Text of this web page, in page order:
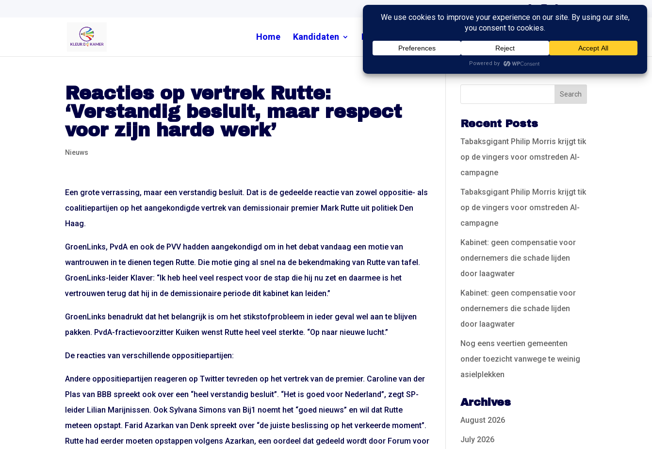
Home Kandidaten Nieuws
Reacties op vertrek Rutte:
‘Verstandig besluit, maar respect
voor zijn harde werk’
Nieuws
Een grote verrassing, maar een verstandig besluit. Dat is de gedeelde reactie van zowel oppositie- als
coalitiepartijen op het aangekondigde vertrek van demissionair premier Mark Rutte uit politiek Den
Haag.
GroenLinks, PvdA en ook de PVV hadden aangekondigd om in het debat vandaag een motie van
wantrouwen in te dienen tegen Rutte. Die motie ging al snel na de bekendmaking van Rutte van tafel.
GroenLinks-leider Klaver: “Ik heb heel veel respect voor de stap die hij nu zet en daarmee is het
vertrouwen terug dat hij in de demissionaire periode dit kabinet kan leiden.”
GroenLinks benadrukt dat het belangrijk is om het stikstofprobleem in ieder geval wel aan te blijven
pakken. PvdA-fractievoorzitter Kuiken wenst Rutte heel veel sterkte. “Op naar nieuwe lucht.”
De reacties van verschillende oppositiepartijen:
Andere oppositiepartijen reageren op Twitter tevreden op het vertrek van de premier. Caroline van der
Plas van BBB spreekt ook over een “heel verstandig besluit”. “Het is goed voor Nederland”, zegt SP-
leider Lilian Marijnissen. Ook Sylvana Simons van Bij1 noemt het “goed nieuws” en wil dat Rutte
meteen opstapt. Farid Azarkan van Denk spreekt over “de juiste beslissing op het verkeerde moment”.
Rutte had eerder moeten opstappen volgens Azarkan, een oordeel dat gedeeld wordt door Forum voor
Recent Posts
Tabaksgigant Philip Morris krijgt tik
op de vingers voor omstreden AI-
campagne
Tabaksgigant Philip Morris krijgt tik
op de vingers voor omstreden AI-
campagne
Kabinet: geen compensatie voor
ondernemers die schade lijden
door laagwater
Kabinet: geen compensatie voor
ondernemers die schade lijden
door laagwater
Nog eens veertien gemeenten
onder toezicht vanwege te weinig
asielplekken
Archives
August 2026
July 2026